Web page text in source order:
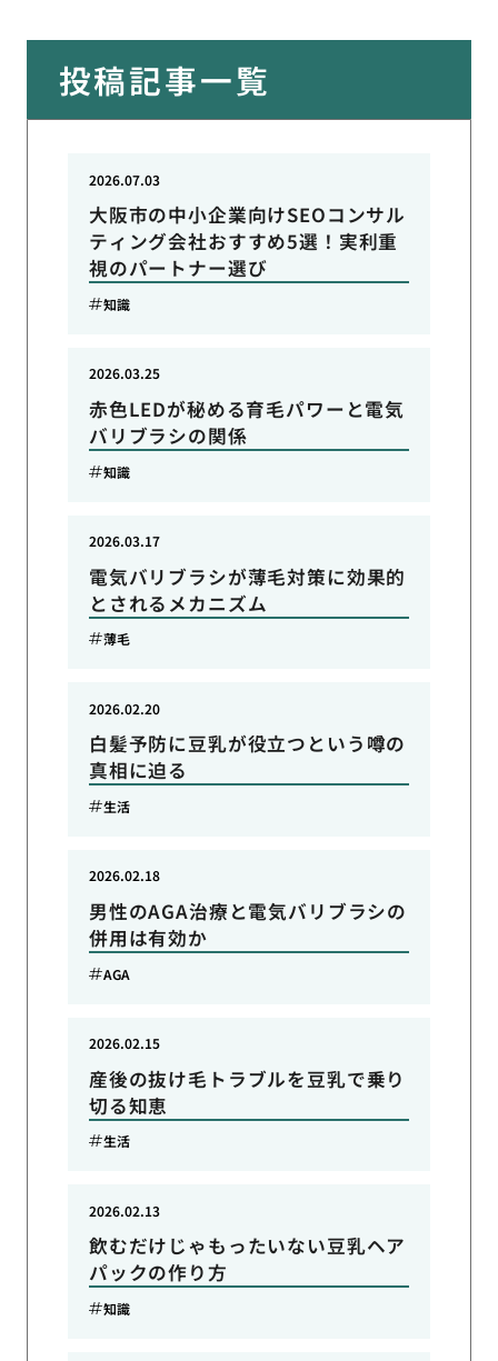
投稿記事一覧
大阪市の中小企業向けSEOコンサル
ティング会社おすすめ5選！実利重
視のパートナー選び
2026.07.03
知識
赤色LEDが秘める育毛パワーと電気
バリブラシの関係
2026.03.25
知識
電気バリブラシが薄毛対策に効果的
とされるメカニズム
2026.03.17
薄毛
白髪予防に豆乳が役立つという噂の
真相に迫る
2026.02.20
生活
男性のAGA治療と電気バリブラシの
併用は有効か
2026.02.18
AGA
産後の抜け毛トラブルを豆乳で乗り
切る知恵
2026.02.15
生活
飲むだけじゃもったいない豆乳ヘア
パックの作り方
2026.02.13
知識